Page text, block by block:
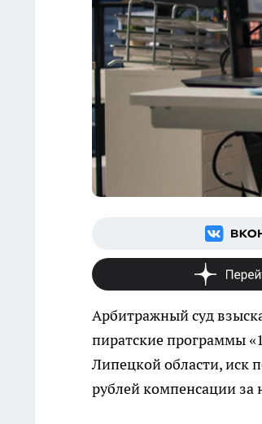
Арбитражный суд
пиратские программы
Липецкой области, иск
рублей компенсации